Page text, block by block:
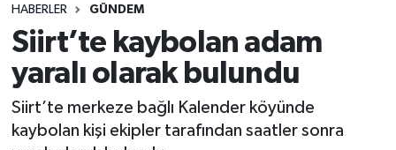
HABERLER GÜNDEM
Siirt’te kaybolan adam
yaralı olarak bulundu
Siirt’te merkeze bağlı Kalender köyünde
kaybolan kişi ekipler tarafından saatler sonra
EKONOMİ
SPOR
Siirt Trafik Yoğunluk Haritası
Süper Lig Puan Durumu ve Fikstür